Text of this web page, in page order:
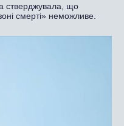
стверджувала, що
смерті» неможливе.